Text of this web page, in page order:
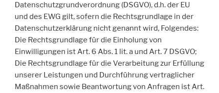
Datenschutzgrundverordnung (DSGVO), d.h. der EU
und des EWG gilt, sofern die Rechtsgrundlage in der
Datenschutzerklärung nicht genannt wird, Folgendes:
Die Rechtsgrundlage für die Einholung von
Einwilligungen ist Art. 6 Abs. 1 lit. a und Art. 7 DSGVO;
Die Rechtsgrundlage für die Verarbeitung zur Erfüllung
unserer Leistungen und Durchführung vertraglicher
Maßnahmen sowie Beantwortung von Anfragen ist Art.